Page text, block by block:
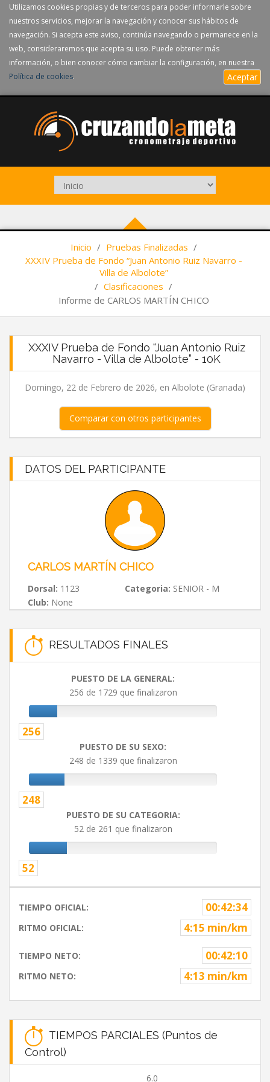
Utilizamos cookies propias y de terceros para poder informarle sobre
nuestros servicios, mejorar la navegación y conocer sus hábitos de
navegación. Si acepta este aviso, continúa navegando o permanece en la
web, consideraremos que acepta su uso. Puede obtener más
información, o bien conocer cómo cambiar la configuración, en nuestra
Política de cookies. Aceptar
Inicio / Pruebas Finalizadas /
XXXIV Prueba de Fondo “Juan Antonio Ruiz Navarro -
Villa de Albolote”
/ Clasificaciones /
Informe de CARLOS MARTÍN CHICO
XXXIV Prueba de Fondo “Juan Antonio Ruiz
Navarro - Villa de Albolote” - 10K
Domingo, 22 de Febrero de 2026, en Albolote (Granada)
Comparar con otros participantes
DATOS DEL PARTICIPANTE
CARLOS MARTÍN CHICO
Dorsal: 1123 Categoria: SENIOR - M
Club: None
RESULTADOS FINALES
PUESTO DE LA GENERAL:
256 de 1729 que finalizaron
256
PUESTO DE SU SEXO:
248 de 1339 que finalizaron
248
PUESTO DE SU CATEGORIA:
52 de 261 que finalizaron
52
TIEMPO OFICIAL: 00:42:34
RITMO OFICIAL: 4:15 min/km
TIEMPO NETO: 00:42:10
RITMO NETO: 4:13 min/km
TIEMPOS PARCIALES (Puntos de
Control)
6.0